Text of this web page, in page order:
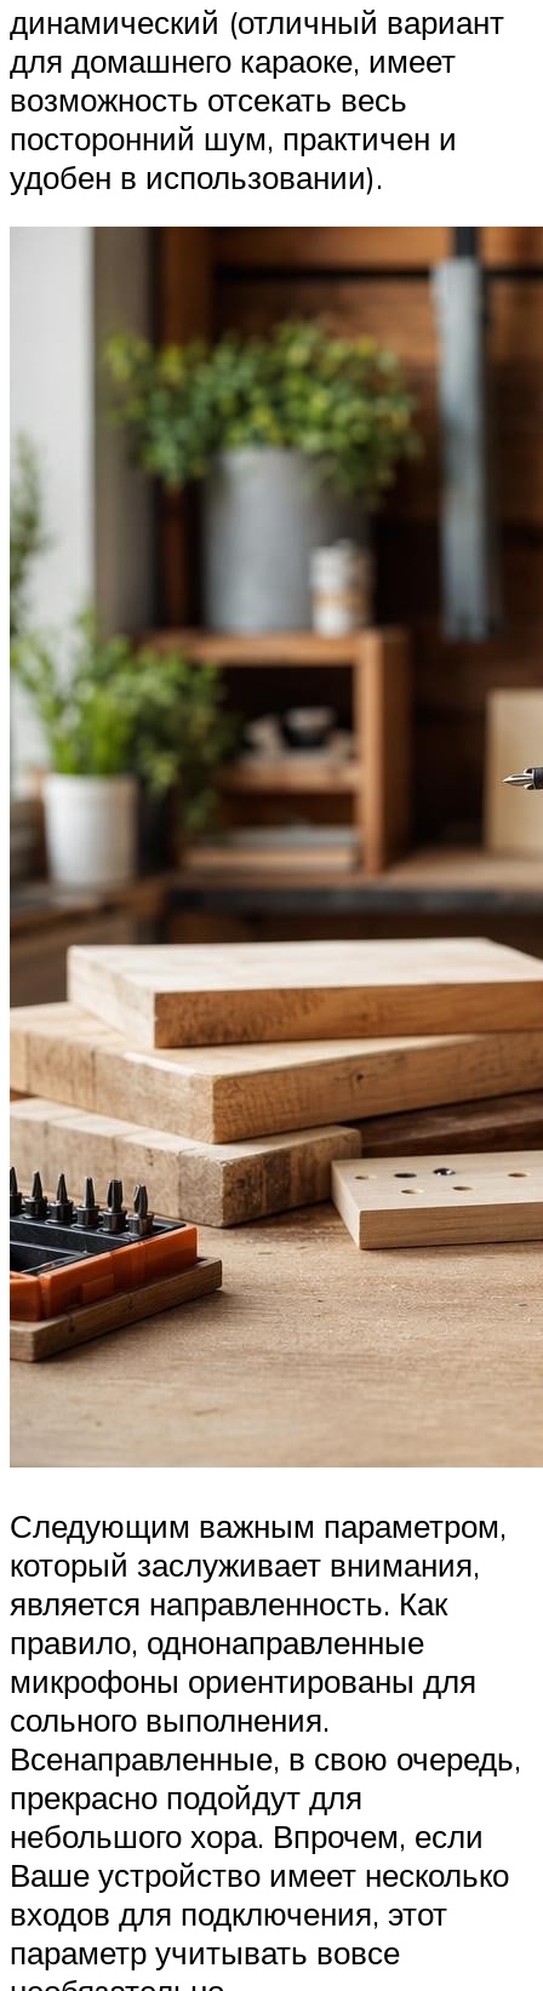
динамический (отличный вариант
для домашнего караоке, имеет
возможность отсекать весь
посторонний шум, практичен и
удобен в использовании).
Следующим важным параметром,
который заслуживает внимания,
является направленность. Как
правило, однонаправленные
микрофоны ориентированы для
сольного выполнения.
Всенаправленные, в свою очередь,
прекрасно подойдут для
небольшого хора. Впрочем, если
Ваше устройство имеет несколько
входов для подключения, этот
параметр учитывать вовсе